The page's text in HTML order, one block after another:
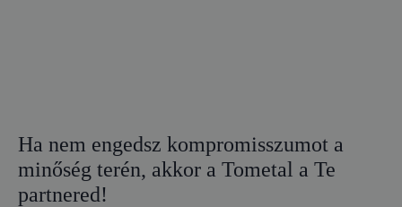
Ha nem engedsz kompromisszumot a
minőség terén, akkor a Tometal a Te
partnered!